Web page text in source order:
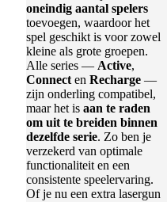
oneindig aantal spelers
toevoegen, waardoor het
spel geschikt is voor zowel
kleine als grote groepen.
Alle series — Active,
Connect en Recharge —
zijn onderling compatibel,
maar het is aan te raden
om uit te breiden binnen
dezelfde serie. Zo ben je
verzekerd van optimale
functionaliteit en een
consistente speelervaring.
Of je nu een extra lasergun